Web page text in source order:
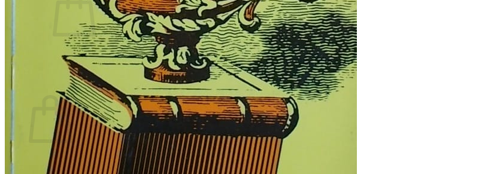
Nema proizvoda u košarici
Povratak u trgovinu
Košarica
Nema proizvoda u košarici